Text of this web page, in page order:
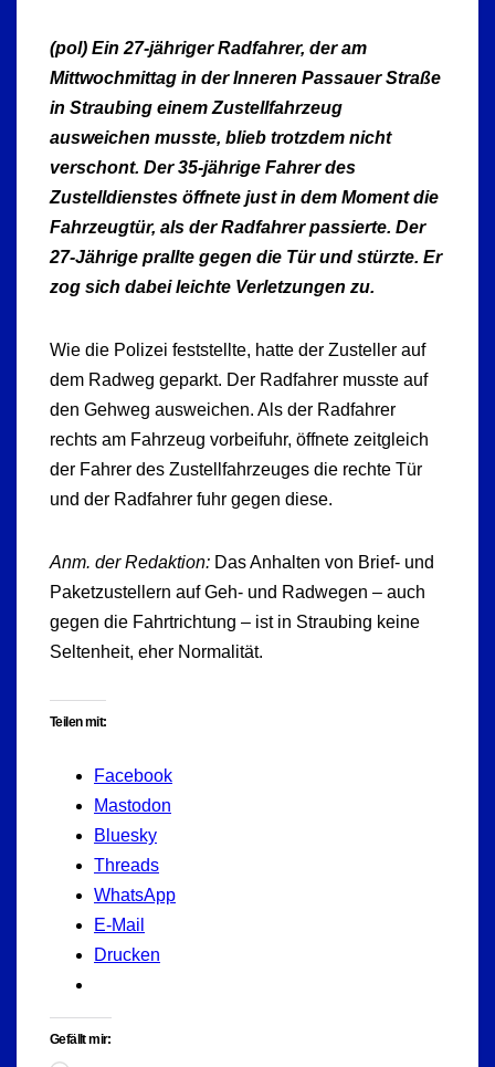
(pol) Ein 27-jähriger Radfahrer, der am
Mittwochmittag in der Inneren Passauer Straße
in Straubing einem Zustellfahrzeug
ausweichen musste, blieb trotzdem nicht
verschont. Der 35-jährige Fahrer des
Zustelldienstes öffnete just in dem Moment die
Fahrzeugtür, als der Radfahrer passierte. Der
27-Jährige prallte gegen die Tür und stürzte. Er
zog sich dabei leichte Verletzungen zu.
Wie die Polizei feststellte, hatte der Zusteller auf
dem Radweg geparkt. Der Radfahrer musste auf
den Gehweg ausweichen. Als der Radfahrer
rechts am Fahrzeug vorbeifuhr, öffnete zeitgleich
der Fahrer des Zustellfahrzeuges die rechte Tür
und der Radfahrer fuhr gegen diese.
Anm. der Redaktion: Das Anhalten von Brief- und
Paketzustellern auf Geh- und Radwegen – auch
gegen die Fahrtrichtung – ist in Straubing keine
Seltenheit, eher Normalität.
Teilen mit:
Facebook
Mastodon
Bluesky
Threads
WhatsApp
E-Mail
Drucken
Gefällt mir: